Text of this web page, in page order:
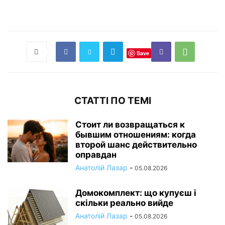
Save
СТАТТІ ПО ТЕМІ
Стоит ли возвращаться к
бывшим отношениям: когда
второй шанс действительно
оправдан
Анатолій Лазар - 05.08.2026
Домокомплект: що купуєш і
скільки реально вийде
Анатолій Лазар - 05.08.2026